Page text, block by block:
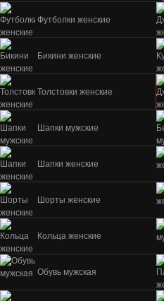
Футболки женские
Бикини женские
Толстовки женские
Шапки мужские
Шапки женские
Шорты женские
Кольца женские
Обувь мужская